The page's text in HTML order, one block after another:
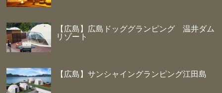
【広島】広島ドッググランピング 温井ダム
リゾート
【広島】サンシャイングランピング江田島